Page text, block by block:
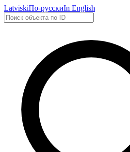
LatviskiПо-русскиIn English